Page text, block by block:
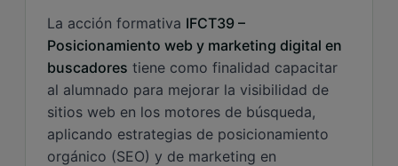
La acción formativa IFCT39 –
Posicionamiento web y marketing digital en
buscadores tiene como finalidad capacitar
al alumnado para mejorar la visibilidad de
sitios web en los motores de búsqueda,
aplicando estrategias de posicionamiento
orgánico (SEO) y de marketing en